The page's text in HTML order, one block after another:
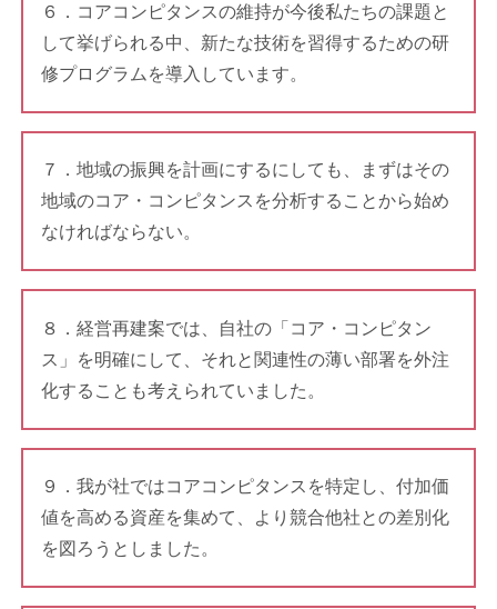
６．コアコンピタンスの維持が今後私たちの課題と
して挙げられる中、新たな技術を習得するための研
修プログラムを導入しています。
７．地域の振興を計画にするにしても、まずはその
地域のコア・コンピタンスを分析することから始め
なければならない。
８．経営再建案では、自社の「コア・コンピタン
ス」を明確にして、それと関連性の薄い部署を外注
化することも考えられていました。
９．我が社ではコアコンピタンスを特定し、付加価
値を高める資産を集めて、より競合他社との差別化
を図ろうとしました。